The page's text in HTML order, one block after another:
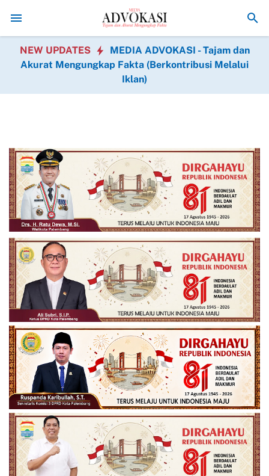
Hadir dalam BAKTIKES HUT Ke-1 Kodam XIX Tuanku Tambusai
NEW UPDATES
MEDIA ADVOKASI - Tajam dan
Akurat Mengungkap Fakta (Berkontribusi Melalui
Iklan)